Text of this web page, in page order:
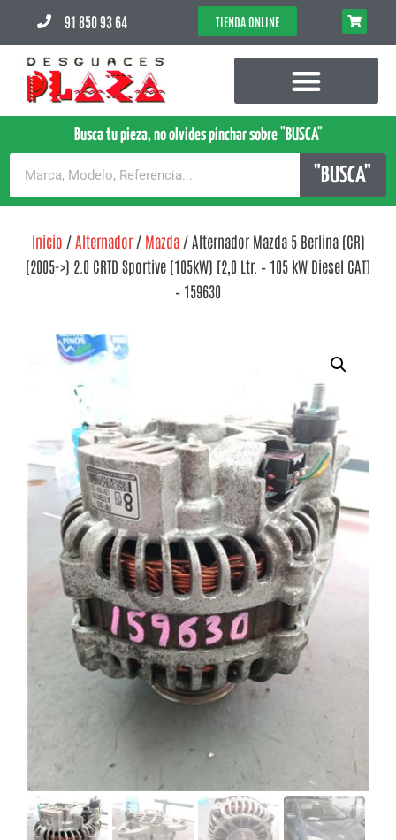
91 850 93 64 TIENDA ONLINE
Busca tu pieza, no olvides pinchar sobre "BUSCA"
"BUSCA"
Inicio / Alternador/ Mazda/ Alternador Mazda 5 Berlina (CR)
(2005->) 2.0 CRTD Sportive (105kW) [2,0 Ltr. – 105 kW Diesel CAT]
– 159630